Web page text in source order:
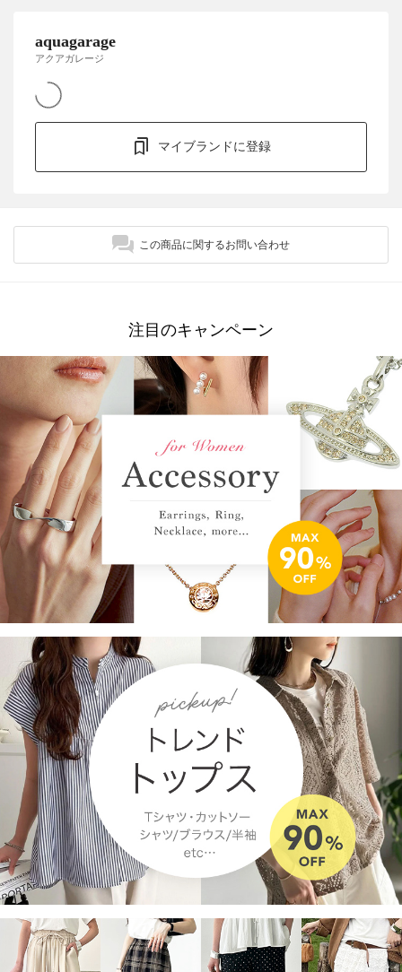
aquagarage
アクアガレージ
マイブランドに登録
この商品に関するお問い合わせ
注目のキャンペーン